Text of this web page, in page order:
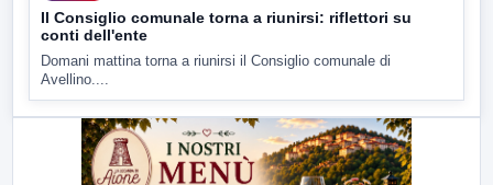
Il Consiglio comunale torna a riunirsi: riflettori su
conti dell'ente
Domani mattina torna a riunirsi il Consiglio comunale di
Avellino....